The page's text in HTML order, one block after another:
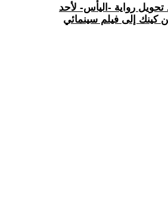
تحويل رواية -اليأس- لأحد
كينك إلى فيلم سينمائي